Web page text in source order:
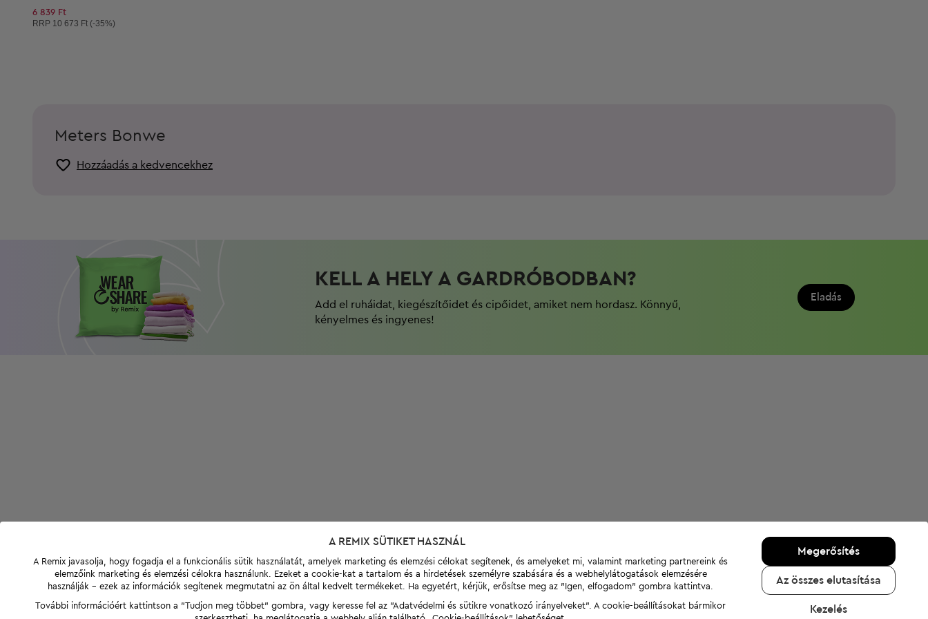
6 839 Ft
Ajánlott ár:
RRP 10 673 Ft (-35%)
Meters Bonwe
Hozzáadás a kedvencekhez
KELL A HELY A GARDRÓBODBAN?
Add el ruháidat, kiegészítőidet és cipőidet, amiket nem hordasz. Könnyű,
kényelmes és ingyenes!
Eladás
A REMIX SÜTIKET HASZNÁL
A Remix javasolja, hogy fogadja el a funkcionális sütik használatát, amelyek marketing és elemzési célokat segítenek, és amelyeket mi, valamint marketing partnereink és
elemzőink marketing és elemzési célokra használunk. Ezeket a cookie-kat a tartalom és a hirdetések személyre szabására és a webhelylátogatások elemzésére
használják - ezek az információk segítenek megmutatni az ön által kedvelt termékeket. Ha egyetért, kérjük, erősítse meg az "Igen, elfogadom" gombra kattintva.
További információért kattintson a "Tudjon meg többet" gombra, vagy keresse fel az "Adatvédelmi és sütikre vonatkozó irányelveket". A cookie-beállításokat bármikor
Megerősítés
Az összes elutasítása
Kezelés